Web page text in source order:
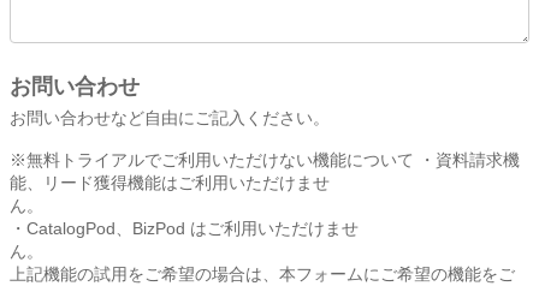
お問い合わせ
お問い合わせなど自由にご記入ください。
※無料トライアルでご利用いただけない機能について ・資料請求機
能、リード獲得機能はご利用いただけませ
・CatalogPod、BizPod はご利用いただけませ
上記機能の試用をご希望の場合は、本フォームにご希望の機能をご